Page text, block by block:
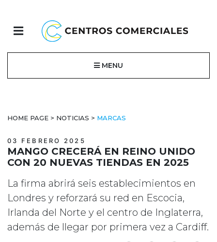
MENU
HOME PAGE > NOTICIAS > MARCAS
03 FEBRERO 2025
MANGO CRECERÁ EN REINO UNIDO
CON 20 NUEVAS TIENDAS EN 2025
La firma abrirá seis establecimientos en
Londres y reforzará su red en Escocia,
Irlanda del Norte y el centro de Inglaterra,
además de llegar por primera vez a Cardiff.